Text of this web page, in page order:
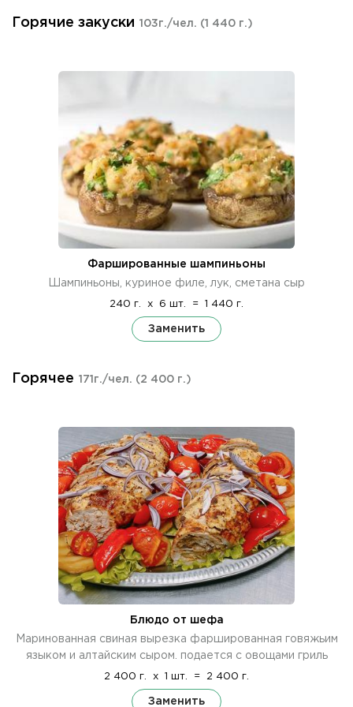
Горячие закуски 103г./чел. (1 440 г.)
Фаршированные шампиньоны
Шампиньоны, куриное филе, лук, сметана сыр
240 г. x 6 шт. = 1 440 г.
Заменить
Горячее 171г./чел. (2 400 г.)
Блюдо от шефа
Маринованная свиная вырезка фаршированная говяжьим
языком и алтайским сыром. подается с овощами гриль
2 400 г. x 1 шт. = 2 400 г.
Заменить